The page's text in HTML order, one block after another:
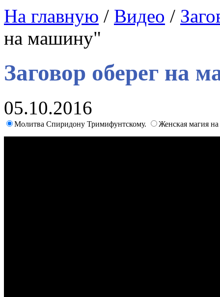
На главную / Видео /
на машину"
Заговор оберег на
05.10.2016
Молитва Спиридону Тримифунтскому. Женская магия